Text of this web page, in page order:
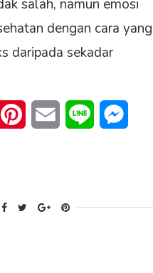
salah, namun emosi
dengan cara yang
daripada sekadar
Twitter PinterestEmail Line